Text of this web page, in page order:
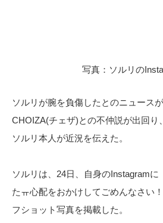
写真：ソルリの
ソルリが腕を負傷したとのニュース
CHOIZA(チェザ)との不仲説が出回り
ソルリ本人が近況を伝えた。
ソルリは、24日、自身のInstagramに
たㅠ心配をおかけしてごめんなさい
フショット写真を掲載した。